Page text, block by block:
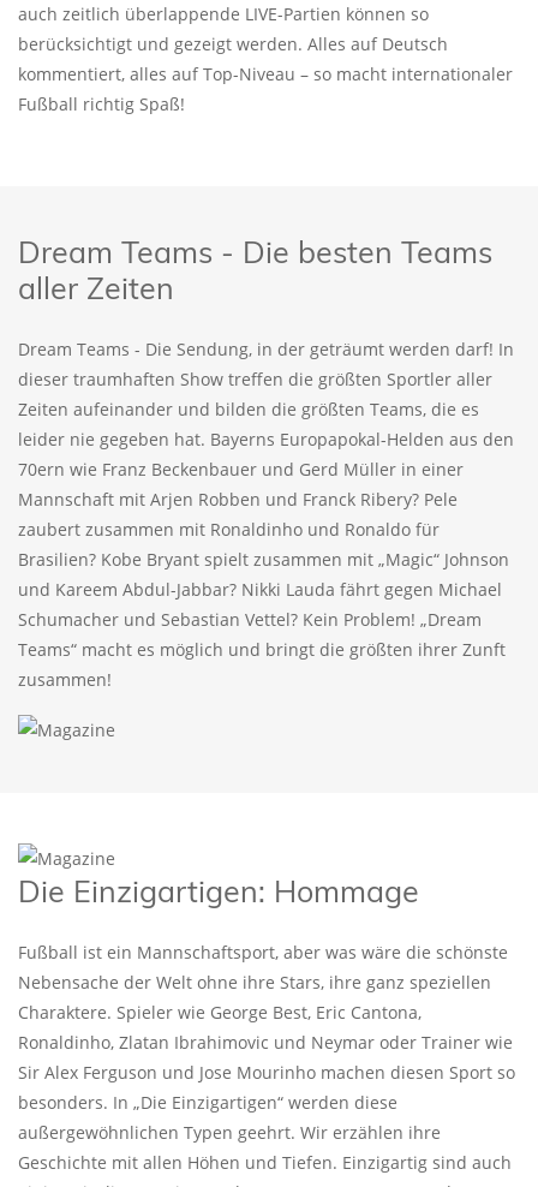
auch zeitlich überlappende LIVE-Partien können so
berücksichtigt und gezeigt werden. Alles auf Deutsch
kommentiert, alles auf Top-Niveau – so macht internationaler
Fußball richtig Spaß!
Dream Teams - Die besten Teams
aller Zeiten
Dream Teams - Die Sendung, in der geträumt werden darf! In
dieser traumhaften Show treffen die größten Sportler aller
Zeiten aufeinander und bilden die größten Teams, die es
leider nie gegeben hat. Bayerns Europapokal-Helden aus den
70ern wie Franz Beckenbauer und Gerd Müller in einer
Mannschaft mit Arjen Robben und Franck Ribery? Pele
zaubert zusammen mit Ronaldinho und Ronaldo für
Brasilien? Kobe Bryant spielt zusammen mit „Magic“ Johnson
und Kareem Abdul-Jabbar? Nikki Lauda fährt gegen Michael
Schumacher und Sebastian Vettel? Kein Problem! „Dream
Teams“ macht es möglich und bringt die größten ihrer Zunft
zusammen!
Die Einzigartigen: Hommage
Fußball ist ein Mannschaftsport, aber was wäre die schönste
Nebensache der Welt ohne ihre Stars, ihre ganz speziellen
Charaktere. Spieler wie George Best, Eric Cantona,
Ronaldinho, Zlatan Ibrahimovic und Neymar oder Trainer wie
Sir Alex Ferguson und Jose Mourinho machen diesen Sport so
besonders. In „Die Einzigartigen“ werden diese
außergewöhnlichen Typen geehrt. Wir erzählen ihre
Geschichte mit allen Höhen und Tiefen. Einzigartig sind auch